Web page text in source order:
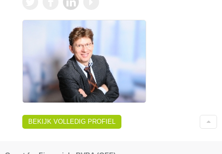
BEKIJK VOLLEDIG PROFIEL